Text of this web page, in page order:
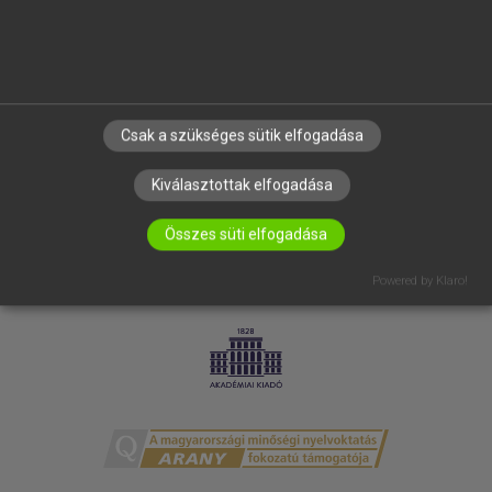
ADATVÉDELEM
Csak a szükséges sütik elfogadása
Kiválasztottak elfogadása
Összes süti elfogadása
Powered by Klaro!